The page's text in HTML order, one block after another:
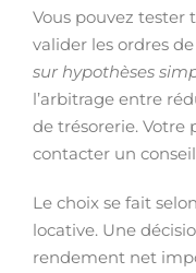
Vous pouvez tester
valider les ordres
sur hypothèses
l’arbitrage entre
de trésorerie. Votre
contacter un
Le choix se fait
locative. Une
rendement net